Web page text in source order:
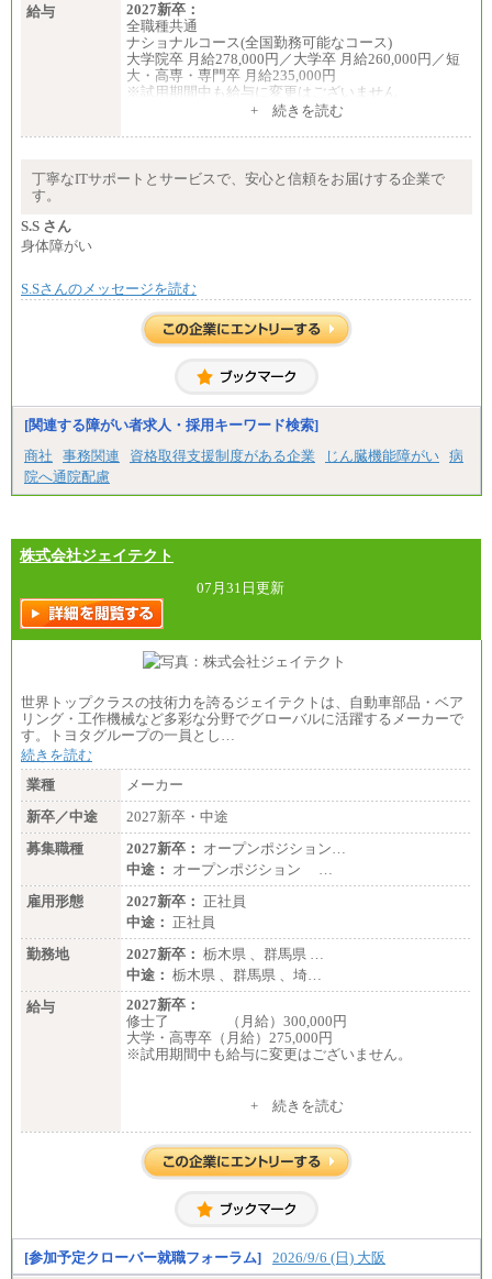
給与
2027新卒：
全職種共通
ナショナルコース(全国勤務可能なコース)
大学院卒 月給278,000円／大学卒 月給260,000円／短
大・高専・専門卒 月給235,000円
※試用期間中も給与に変更はございません
大学院卒 月給264,000円／大学卒 月給250,000円／短
※試用期間中も給与に変更はございません
中途：
+ 続きを読む
丁寧なITサポートとサービスで、安心と信頼をお届けする企業で
す。
S.S さん
身体障がい
S.Sさんのメッセージを読む
[関連する障がい者求人・採用キーワード検索]
商社
事務関連 資格取得支援制度がある企業 じん臓機能障がい 病
院へ通院配慮
株式会社ジェイテクト
07月31日更新
世界トップクラスの技術力を誇るジェイテクトは、自動車部品・ベア
リング・工作機械など多彩な分野でグローバルに活躍するメーカーで
す。トヨタグループの一員とし…
続きを読む
業種
メーカー
新卒／中途
2027新卒・中途
募集職種
2027新卒： オープンポジション…
中途： オープンポジション …
雇用形態
2027新卒： 正社員
中途： 正社員
勤務地
2027新卒： 栃木県 、群馬県 …
中途： 栃木県 、群馬県 、埼…
給与
2027新卒：
修士了 （月給）300,000円
大学・高専卒（月給）275,000円
※試用期間中も給与に変更はございません。
大学・高専卒（月給）275,000円
※試用期間中も給与に変更はございません。
+ 続きを読む
[参加予定クローバー就職フォーラム] 2026/9/6 (日) 大阪